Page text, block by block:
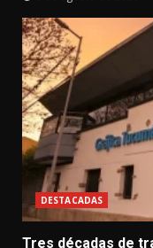
DESTACADAS
Tres décadas de